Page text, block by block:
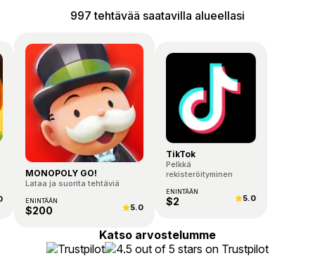
997 tehtävää saatavilla alueellasi
MONOPOLY GO!
Lataa ja suorita tehtäviä
ENINTÄÄN
$200 5.0
TikTok
Pelkkä
rekisteröityminen
ENINTÄÄN
$2 5.0
Katso arvostelumme